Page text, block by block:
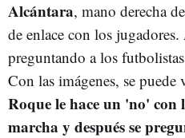
Alcántara, mano derecha
de enlace con los
preguntando a los
Con las imágenes, se puede
Roque le hace un 'no' con
marcha y después se